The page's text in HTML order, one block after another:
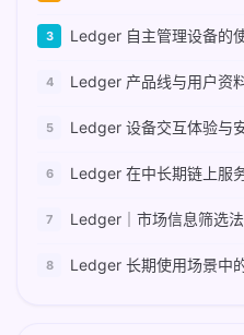
Ledger 自主管理设备的
Ledger 产品线与用户资
Ledger 设备交互体验与
Ledger 在中长期链上服
Ledger｜市场信息筛选法
Ledger 长期使用场景中